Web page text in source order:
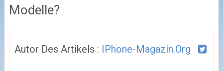
Modelle?
Autor Des Artikels : IPhone-Magazin.org